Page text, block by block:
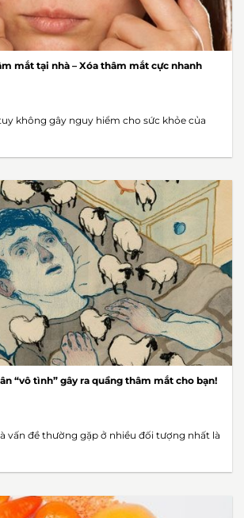
mắt tại nhà – Xóa thâm mắt cực nhanh
không gây nguy hiểm cho sức khỏe của
“vô tình” gây ra quầng thâm mắt cho bạn!
vấn đề thường gặp ở nhiều đối tượng nhất là